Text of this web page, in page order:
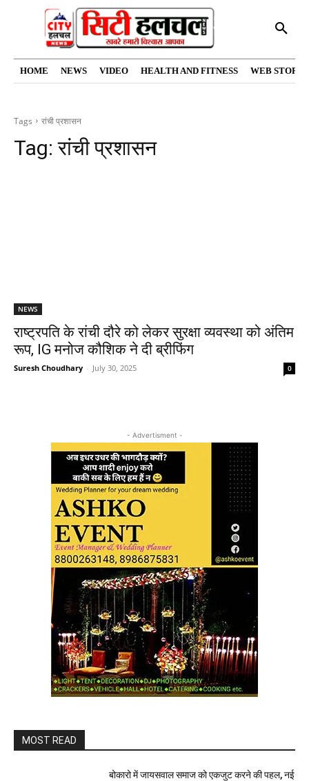
HOME NEWS VIDEO HEALTH AND FITNESS WEB
Tags रांची प्रशासन
Tag:रांची प्रशासन
NEWS
राष्ट्रपति के रांची दौरे को लेकर सुरक्षा व्यवस्था को अंतिम
रूप, IG मनोज कौशिक ने दी ब्रीफिंग
Suresh Choudhary - July 30, 2025 0
- Advertisment -
MOST READ
बोकारो में जायसवाल समाज को एकजुट करने की पहल, नई